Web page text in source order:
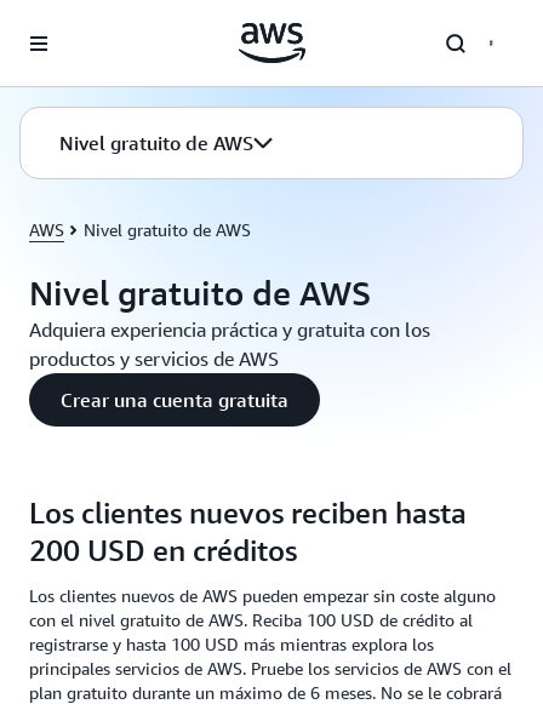
Nivel gratuito de AWS
AWS Nivel gratuito de AWS
Nivel gratuito de AWS
Adquiera experiencia práctica y gratuita con los
productos y servicios de AWS
Crear una cuenta gratuita
Los clientes nuevos reciben hasta
200 USD en créditos
Los clientes nuevos de AWS pueden empezar sin coste alguno
con el nivel gratuito de AWS. Reciba 100 USD de crédito al
registrarse y hasta 100 USD más mientras explora los
principales servicios de AWS. Pruebe los servicios de AWS con el
plan gratuito durante un máximo de 6 meses. No se le cobrará